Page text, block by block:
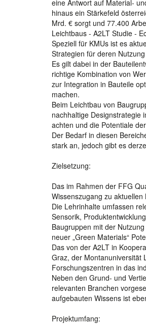
eine Antwort auf Material-
hinaus ein Stärkefeld
Mrd. € sorgt und 77.400
Leichtbaus - A2LT Studie -
Speziell für KMUs ist es
Strategien für deren
Es gilt dabei in der
richtige Kombination von
zur Integration in Bauteile
machen.
Beim Leichtbau von
nachhaltige Designstrategie
achten und die Potentiale
Der Bedarf in diesen
stark an, jedoch gibt es
Zielsetzung:
Das im Rahmen der FFG
Wissenszugang zu
Die Lehrinhalte umfassen
Sensorik,
Baugruppen mit der
neuer „Green Materials“
Das von der A2LT in
Graz, der Montanuniversität
Forschungszentren in das
Neben den Grund- und
relevanten Branchen
aufgebauten Wissens ist
Projektumfang: